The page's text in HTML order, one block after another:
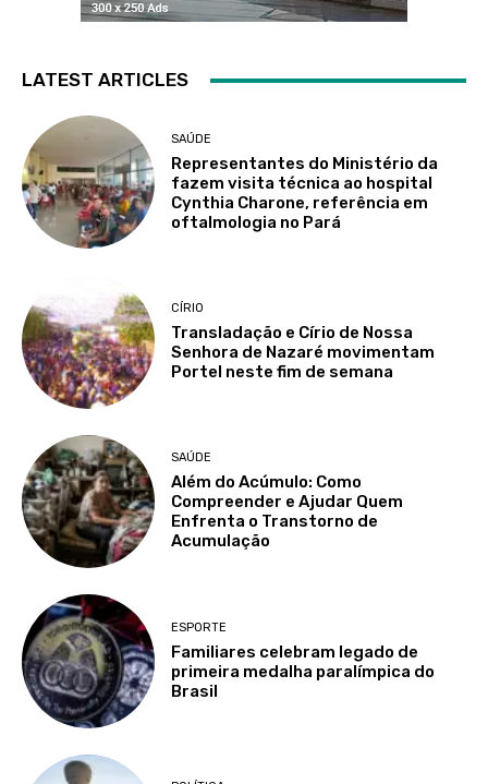
LATEST ARTICLES
SAÚDE
Representantes do Ministério da
fazem visita técnica ao hospital
Cynthia Charone, referência em
oftalmologia no Pará
CÍRIO
Transladação e Círio de Nossa
Senhora de Nazaré movimentam
Portel neste fim de semana
SAÚDE
Além do Acúmulo: Como
Compreender e Ajudar Quem
Enfrenta o Transtorno de
Acumulação
ESPORTE
Familiares celebram legado de
primeira medalha paralímpica do
Brasil